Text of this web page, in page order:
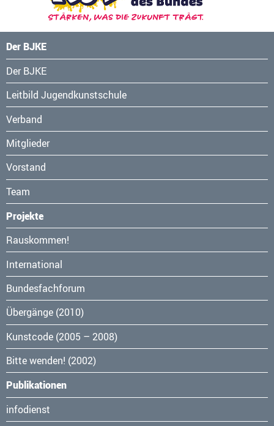
Der BJKE
Navigation
überspringen
Der BJKE
Leitbild Jugendkunstschule
Verband
Mitglieder
Vorstand
Team
Projekte
Navigation
überspringen
Rauskommen!
International
Bundesfachforum
Übergänge (2010)
Kunstcode (2005 – 2008)
Bitte wenden! (2002)
Publikationen
Navigation
überspringen
infodienst